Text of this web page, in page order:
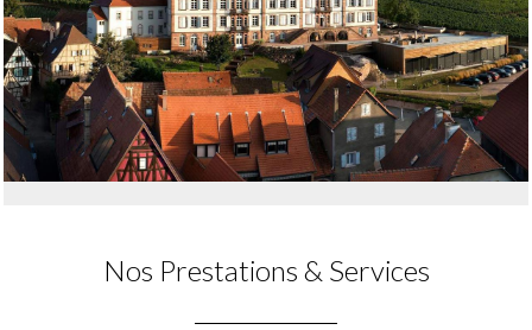
Nos Prestations & Services